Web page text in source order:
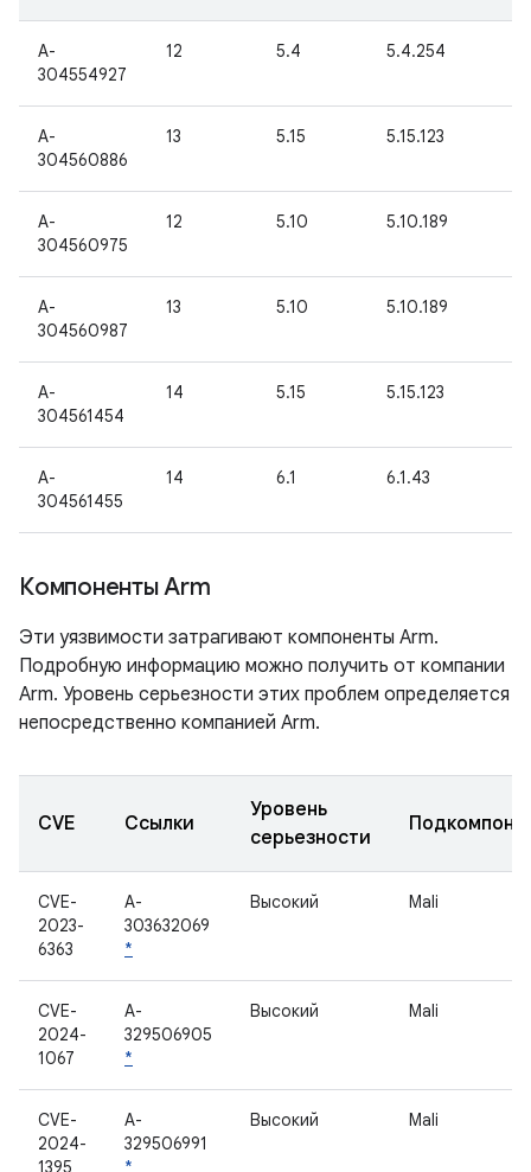
A-
304554927
12 5.4 5.4.254
A-
304560886
13 5.15 5.15.123
A-
304560975
12 5.10 5.10.189
A-
304560987
13 5.10 5.10.189
A-
304561454
14 5.15 5.15.123
A-
304561455
14 6.1 6.1.43
Компоненты Arm
Эти уязвимости затрагивают компоненты Arm.
Подробную информацию можно получить от компании
Arm. Уровень серьезности этих проблем определяется
непосредственно компанией Arm.
CVE Ссылки
Уровень
серьезности
CVE-
2023-
6363
A-
303632069
*
Высокий Mali
CVE-
2024-
1067
A-
329506905
*
Высокий Mali
CVE-
2024-
1395
A-
329506991
*
Высокий Mali